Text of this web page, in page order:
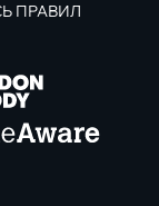
ПРАВИЛ